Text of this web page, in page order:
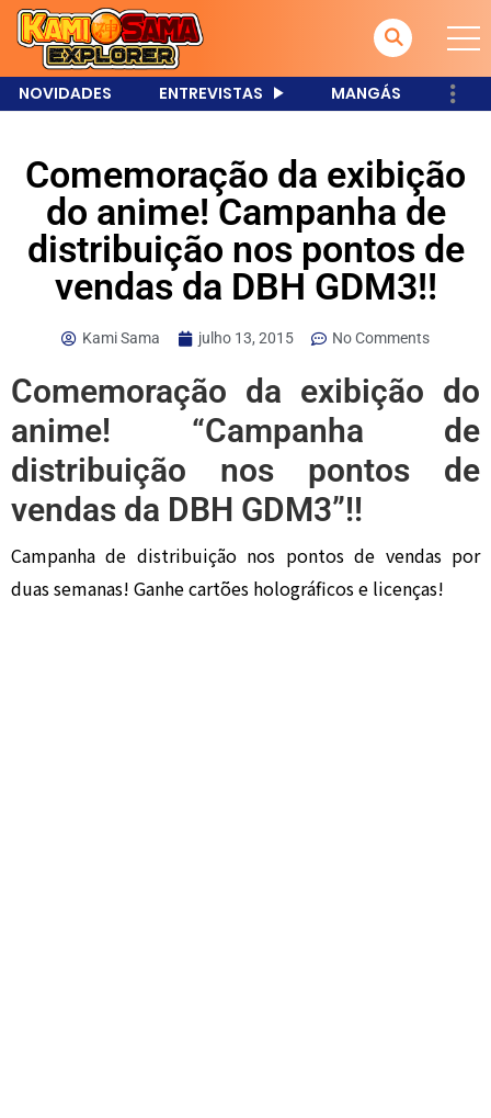
NOVIDADES ENTREVISTAS MANGÁS
Comemoração da exibição
do anime! Campanha de
distribuição nos pontos de
vendas da DBH GDM3!!
Kami Sama julho 13, 2015 No Comments
Comemoração da exibição do
anime! “Campanha de
distribuição nos pontos de
vendas da DBH GDM3”!!
Campanha de distribuição nos pontos de vendas por
duas semanas! Ganhe cartões holográficos e licenças!